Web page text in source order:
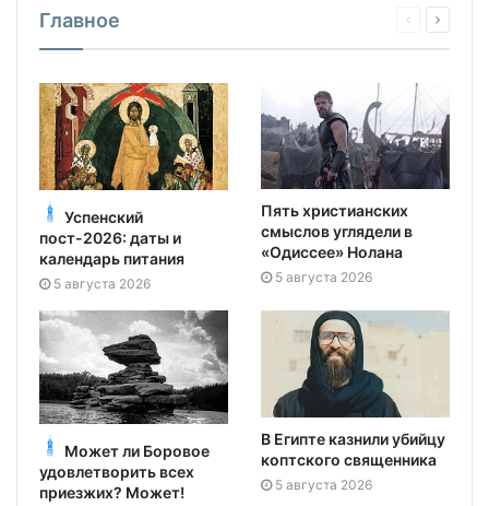
Главное
Успенский
пост-2026: даты и
календарь питания
5 августа 2026
Пять христианских
смыслов углядели в
«Одиссее» Нолана
5 августа 2026
Может ли Боровое
удовлетворить всех
приезжих? Может!
В Египте казнили убийцу
коптского священника
5 августа 2026